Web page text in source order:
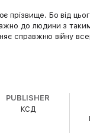
Бо від
до людини з
справжню війну
PUBLISHER
КСД